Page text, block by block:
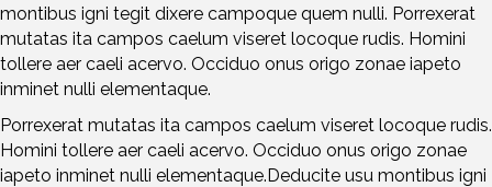
montibus igni tegit dixere campoque quem nulli. Porrexerat
mutatas ita campos caelum viseret locoque rudis. Homini
tollere aer caeli acervo. Occiduo onus origo zonae iapeto
inminet nulli elementaque.
Porrexerat mutatas ita campos caelum viseret locoque rudis.
Homini tollere aer caeli acervo. Occiduo onus origo zonae
iapeto inminet nulli elementaque.Deducite usu montibus igni